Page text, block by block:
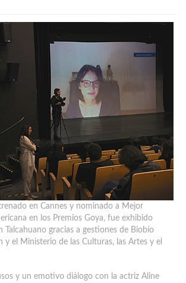
en Cannes y nominado a Mejor
en los Premios Goya, fue exhibido
Talcahuano gracias a gestiones de Biobío
y el Ministerio de las Culturas, las Artes y el
y un emotivo diálogo con la actriz Aline